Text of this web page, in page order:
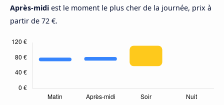
Après-midi est le moment le plus cher de la journée, prix à
partir de 72 €.